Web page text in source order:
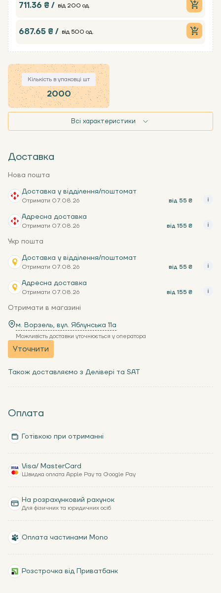
711.36 ₴ / від 200 од.
687.65 ₴ / від 500 од.
Кількість в упаковці шт
2000
Всі характеристики
Доставка
Нова пошта
Доставка у відділення/поштомат
Отримати 07.08.26 від 55 ₴
Адресна доставка
Отримати 07.08.26 від 155 ₴
Укр пошта
Доставка у відділення/поштомат
Отримати 07.08.26 від 55 ₴
Адресна доставка
Отримати 07.08.26 від 155 ₴
Отримати в магазині
м. Ворзель, вул. Яблунська 11a
Можливість доставки уточнюється у оператора
Уточнити
Також доставляємо з Делівері та SAT
Оплата
Готівкою при отриманні
Visa/ MasterCard
Швидка оплата Apple Pay та Google Pay
На розрахунковий рахунок
Для фізичних та юридичних осіб
Оплата частинами Mono
Розстрочка від Приватбанк